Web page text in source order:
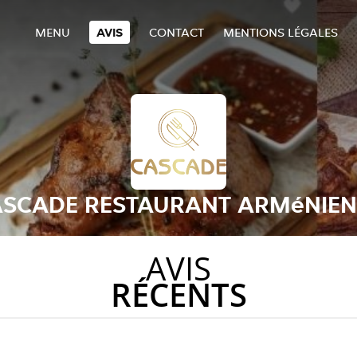
MENU AVIS CONTACT MENTIONS LÉGALES
RESTAURANT
AVIS
RÉCENTS